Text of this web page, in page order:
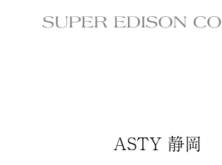
ASTY 静岡